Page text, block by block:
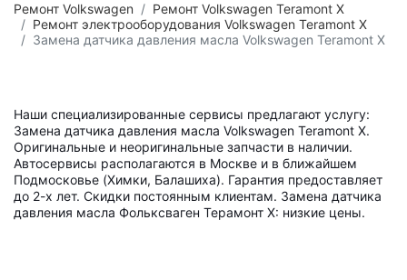
Ремонт Volkswagen
Ремонт Volkswagen Teramont X
Ремонт электрооборудования Volkswagen Teramont X
Замена датчика давления масла Volkswagen Teramont X
Наши специализированные сервисы предлагают услугу:
Замена датчика давления масла Volkswagen Teramont X.
Оригинальные и неоригинальные запчасти в наличии.
Автосервисы располагаются в Москве и в ближайшем
Подмосковье (Химки, Балашиха). Гарантия предоставляет
до 2-х лет. Скидки постоянным клиентам. Замена датчика
давления масла Фольксваген Терамонт Х: низкие цены.